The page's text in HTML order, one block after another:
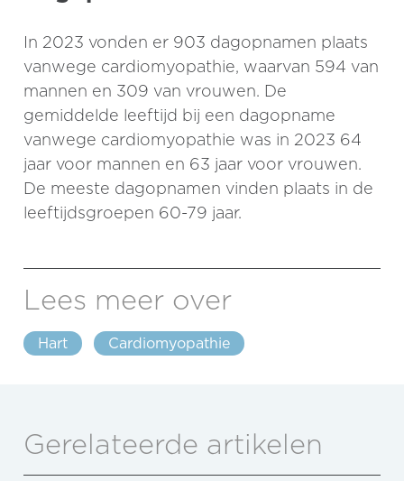
In 2023 vonden er 903 dagopnamen plaats
vanwege cardiomyopathie, waarvan 594 van
mannen en 309 van vrouwen. De
gemiddelde leeftijd bij een dagopname
vanwege cardiomyopathie was in 2023 64
jaar voor mannen en 63 jaar voor vrouwen.
De meeste dagopnamen vinden plaats in de
leeftijdsgroepen 60-79 jaar.
Lees meer over
Hart Cardiomyopathie
Gerelateerde artikelen